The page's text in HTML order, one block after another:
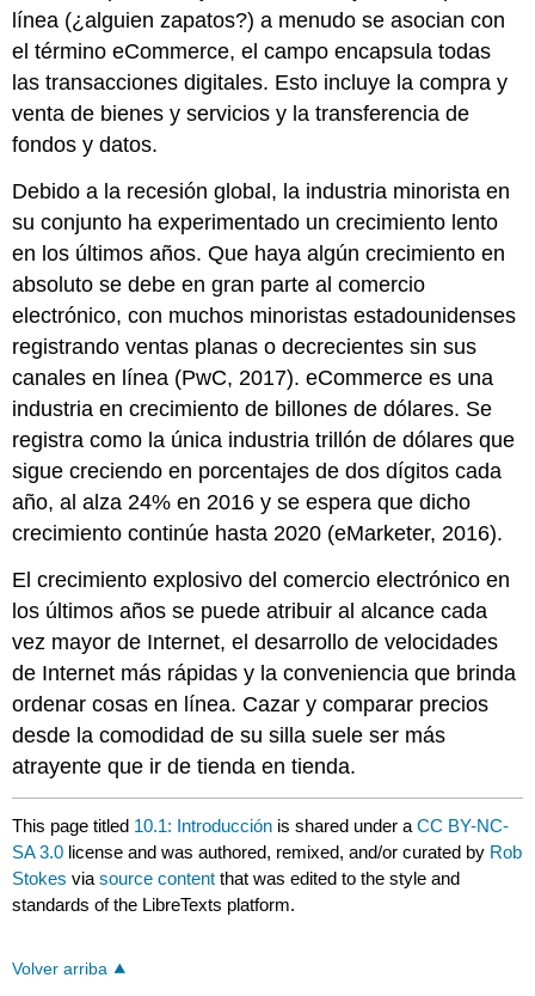
línea (¿alguien zapatos?) a menudo se asocian con
el término eCommerce, el campo encapsula todas
las transacciones digitales. Esto incluye la compra y
venta de bienes y servicios y la transferencia de
fondos y datos.
Debido a la recesión global, la industria minorista en
su conjunto ha experimentado un crecimiento lento
en los últimos años. Que haya algún crecimiento en
absoluto se debe en gran parte al comercio
electrónico, con muchos minoristas estadounidenses
registrando ventas planas o decrecientes sin sus
canales en línea (PwC, 2017). eCommerce es una
industria en crecimiento de billones de dólares. Se
registra como la única industria trillón de dólares que
sigue creciendo en porcentajes de dos dígitos cada
año, al alza 24% en 2016 y se espera que dicho
crecimiento continúe hasta 2020 (eMarketer, 2016).
El crecimiento explosivo del comercio electrónico en
los últimos años se puede atribuir al alcance cada
vez mayor de Internet, el desarrollo de velocidades
de Internet más rápidas y la conveniencia que brinda
ordenar cosas en línea. Cazar y comparar precios
desde la comodidad de su silla suele ser más
atrayente que ir de tienda en tienda.
This page titled 10.1: Introducción is shared under aCC BY-NC-
SA 3.0 license and was authored, remixed, and/or curated by Rob
Stokes viasource content that was edited to the style and
standards of the LibreTexts platform.
Volver arriba